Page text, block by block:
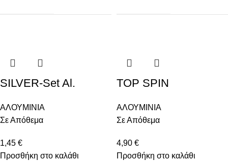
SILVER-Set Al.
ΑΛΟΥΜΙΝΙΑ
Σε Απόθεμα
1,45 €
Προσθήκη στο καλάθι
TOP SPIN
ΑΛΟΥΜΙΝΙΑ
Σε Απόθεμα
4,90 €
Προσθήκη στο καλάθι